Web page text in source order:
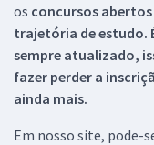
os concursos abertos
trajetória de estudo.
sempre atualizado,
fazer perder a
ainda mais.
Em nosso site, pode-